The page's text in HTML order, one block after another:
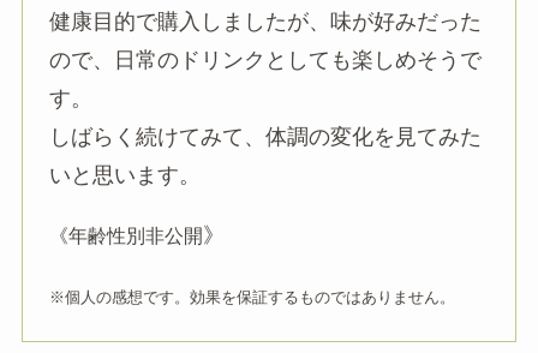
健康目的で購入しましたが、味が好みだった
ので、日常のドリンクとしても楽しめそうで
す。
しばらく続けてみて、体調の変化を見てみた
いと思います。
《年齢性別非公開》
※個人の感想です。効果を保証するものではありません。